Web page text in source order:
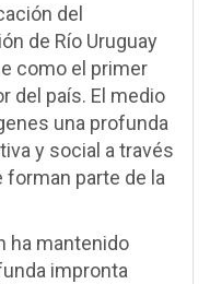
del
de Río Uruguay
como el primer
del país. El medio
una profunda
y social a través
parte de la
ha mantenido
impronta